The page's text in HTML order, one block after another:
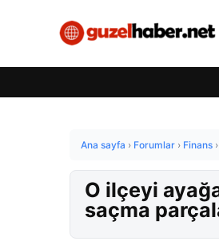
Ana sayfa › Forumlar › Finans ›
O ilçeyi
saçma